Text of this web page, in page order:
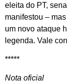
eleita do PT,
manifestou –
um novo ataque
legenda. Vale
*****
Nota oficial